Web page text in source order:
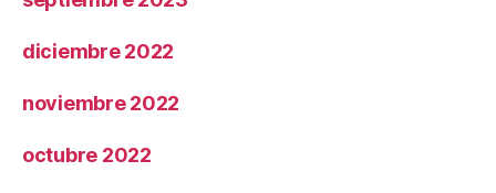
diciembre 2022
noviembre 2022
octubre 2022